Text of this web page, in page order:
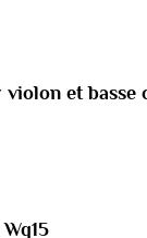
et basse